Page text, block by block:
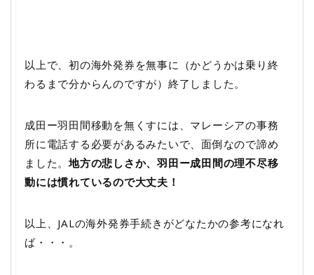
以上で、初の海外発券を無事に（かどうかは乗り終
わるまで分からんのですが）終了しました。
成田ー羽田間移動を無くすには、マレーシアの事務
所に電話する必要があるみたいで、面倒なので諦め
ました。地方の悲しさか、羽田ー成田間の理不尽移
動には慣れているので大丈夫！
以上、JALの海外発券手続きがどなたかの参考になれ
ば・・・。